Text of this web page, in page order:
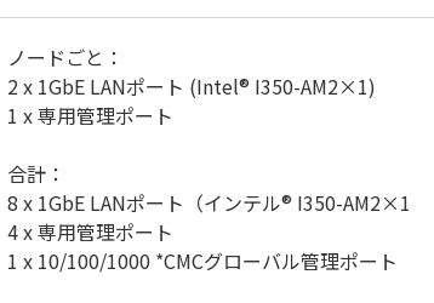
ノードごと：
2 x 1GbE LANポート (Intel® I350-AM2×1)
1 x 専用管理ポート
合計：
8 x 1GbE LANポート（インテル® I350-AM2×1
4 x 専用管理ポート
1 x 10/100/1000 *CMCグローバル管理ポート